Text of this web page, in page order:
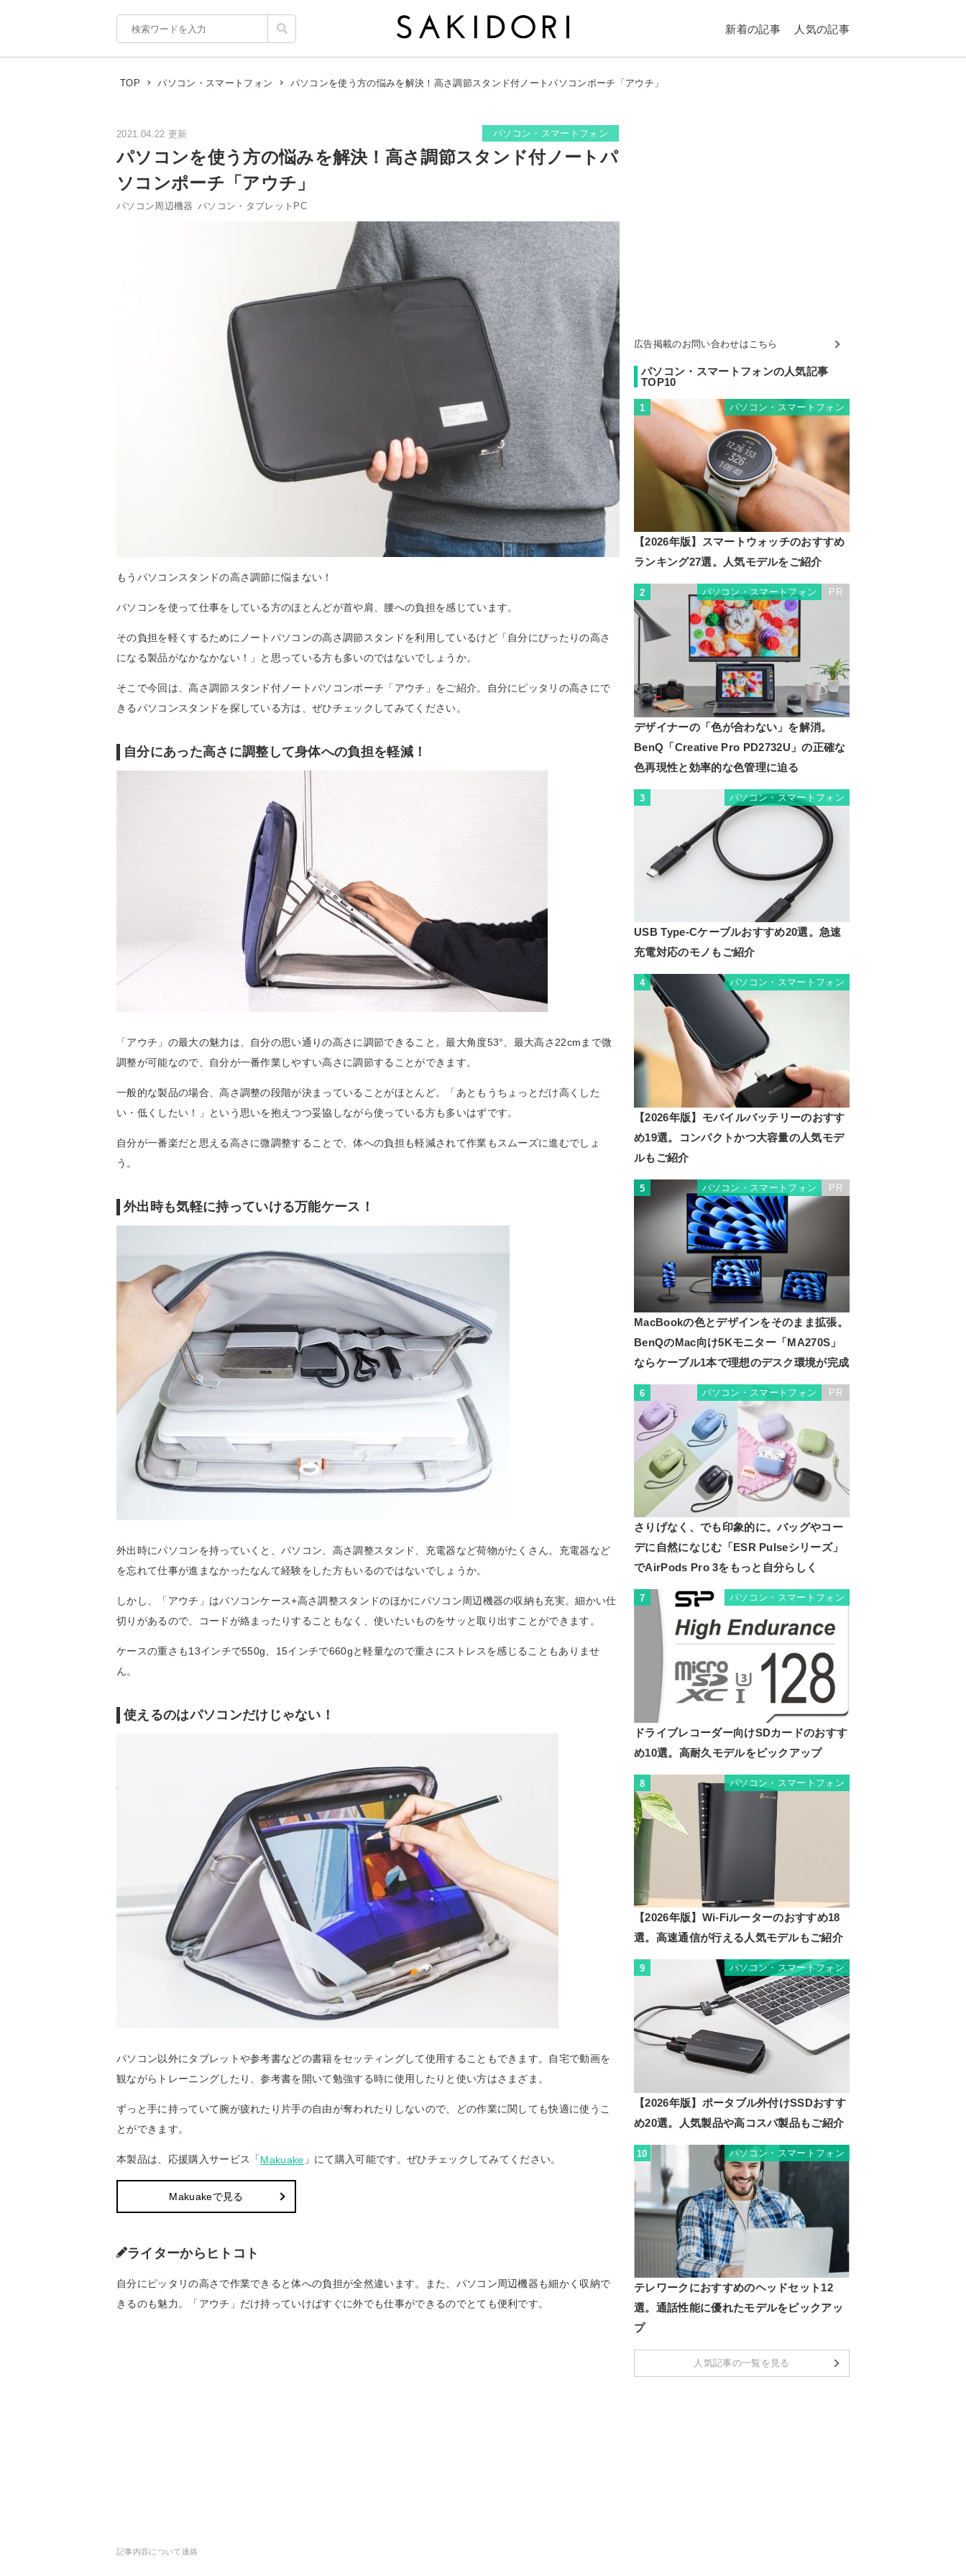
新着の記事 人気の記事
TOP パソコン・スマートフォン パソコンを使う方の悩みを解決！高さ調節スタンド付ノートパソコンポーチ「アウチ」
2021.04.22 更新 パソコン・スマートフォン
パソコンを使う方の悩みを解決！高さ調節スタンド付ノートパ
ソコンポーチ「アウチ」
パソコン周辺機器 パソコン・タブレットPC
もうパソコンスタンドの高さ調節に悩まない！
パソコンを使って仕事をしている方のほとんどが首や肩、腰への負担を感じています。
その負担を軽くするためにノートパソコンの高さ調節スタンドを利用しているけど「自分にぴったりの高さ
になる製品がなかなかない！」と思っている方も多いのではないでしょうか。
そこで今回は、高さ調節スタンド付ノートパソコンポーチ「アウチ」をご紹介。自分にピッタリの高さにで
きるパソコンスタンドを探している方は、ぜひチェックしてみてください。
自分にあった高さに調整して身体への負担を軽減！
「アウチ」の最大の魅力は、自分の思い通りの高さに調節できること。最大角度53°、最大高さ22cmまで微
調整が可能なので、自分が一番作業しやすい高さに調節することができます。
一般的な製品の場合、高さ調整の段階が決まっていることがほとんど。「あともうちょっとだけ高くした
い・低くしたい！」という思いを抱えつつ妥協しながら使っている方も多いはずです。
自分が一番楽だと思える高さに微調整することで、体への負担も軽減されて作業もスムーズに進むでしょ
う。
外出時も気軽に持っていける万能ケース！
外出時にパソコンを持っていくと、パソコン、高さ調整スタンド、充電器など荷物がたくさん。充電器など
を忘れて仕事が進まなかったなんて経験をした方もいるのではないでしょうか。
しかし、「アウチ」はパソコンケース+高さ調整スタンドのほかにパソコン周辺機器の収納も充実。細かい仕
切りがあるので、コードが絡まったりすることもなく、使いたいものをサッと取り出すことができます。
ケースの重さも13インチで550g、15インチで660gと軽量なので重さにストレスを感じることもありませ
ん。
使えるのはパソコンだけじゃない！
パソコン以外にタブレットや参考書などの書籍をセッティングして使用することもできます。自宅で動画を
観ながらトレーニングしたり、参考書を開いて勉強する時に使用したりと使い方はさまざま。
ずっと手に持っていて腕が疲れたり片手の自由が奪われたりしないので、どの作業に関しても快適に使うこ
とができます。
本製品は、応援購入サービス「Makuake 」にて購入可能です。ぜひチェックしてみてください。
Makuakeで見る
ライターからヒトコト
自分にピッタリの高さで作業できると体への負担が全然違います。また、パソコン周辺機器も細かく収納で
きるのも魅力。「アウチ」だけ持っていけばすぐに外でも仕事ができるのでとても便利です。
記事内容について連絡
広告掲載のお問い合わせはこちら
パソコン・スマートフォンの人気記事
TOP10
1 パソコン・スマートフォン
【2026年版】スマートウォッチのおすすめ
ランキング27選。人気モデルをご紹介
2 パソコン・スマートフォン PR
デザイナーの「色が合わない」を解消。
BenQ「Creative Pro PD2732U」の正確な
色再現性と効率的な色管理に迫る
3 パソコン・スマートフォン
USB Type-Cケーブルおすすめ20選。急速
充電対応のモノもご紹介
4 パソコン・スマートフォン
【2026年版】モバイルバッテリーのおすす
め19選。コンパクトかつ大容量の人気モデ
ルもご紹介
5 パソコン・スマートフォン PR
MacBookの色とデザインをそのまま拡張。
BenQのMac向け5Kモニター「MA270S」
ならケーブル1本で理想のデスク環境が完成
6 パソコン・スマートフォン PR
さりげなく、でも印象的に。バッグやコー
デに自然になじむ「ESR Pulseシリーズ」
でAirPods Pro 3をもっと自分らしく
7 パソコン・スマートフォン
ドライブレコーダー向けSDカードのおすす
め10選。高耐久モデルをピックアップ
8 パソコン・スマートフォン
【2026年版】Wi-Fiルーターのおすすめ18
選。高速通信が行える人気モデルもご紹介
9 パソコン・スマートフォン
【2026年版】ポータブル外付けSSDおすす
め20選。人気製品や高コスパ製品もご紹介
10 パソコン・スマートフォン
テレワークにおすすめのヘッドセット12
選。通話性能に優れたモデルをピックアッ
プ
人気記事の一覧を見る